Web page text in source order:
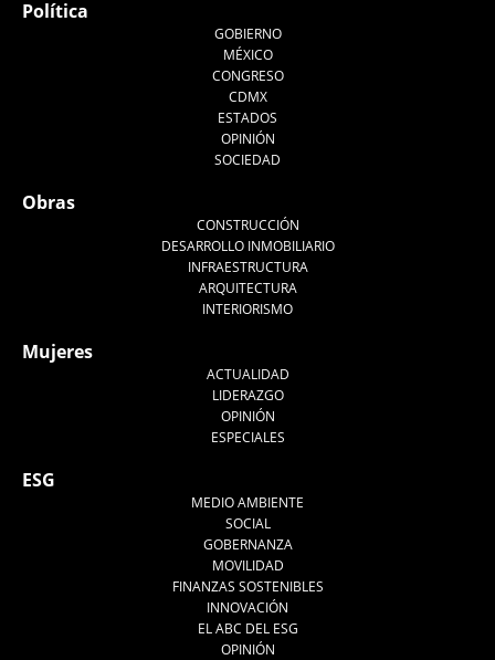
Política
GOBIERNO
MÉXICO
CONGRESO
CDMX
ESTADOS
OPINIÓN
SOCIEDAD
Obras
CONSTRUCCIÓN
DESARROLLO INMOBILIARIO
INFRAESTRUCTURA
ARQUITECTURA
INTERIORISMO
Mujeres
ACTUALIDAD
LIDERAZGO
OPINIÓN
ESPECIALES
ESG
MEDIO AMBIENTE
SOCIAL
GOBERNANZA
MOVILIDAD
FINANZAS SOSTENIBLES
INNOVACIÓN
EL ABC DEL ESG
OPINIÓN